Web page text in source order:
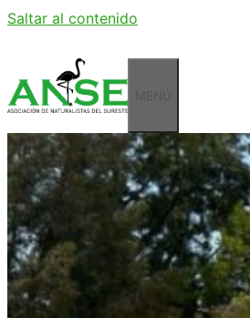
Saltar al contenido